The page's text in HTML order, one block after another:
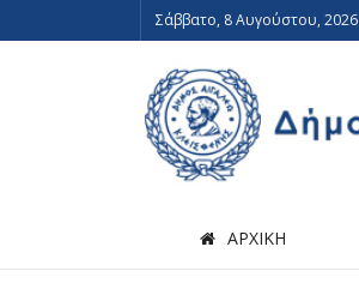
Σάββατο, 8 Αυγούστου, 2026
ΑΡΧΙΚΗ